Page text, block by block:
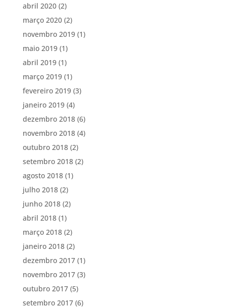
abril 2020(2)
março 2020(2)
novembro 2019(1)
maio 2019(1)
abril 2019(1)
março 2019(1)
fevereiro 2019(3)
janeiro 2019(4)
dezembro 2018(6)
novembro 2018(4)
outubro 2018(2)
setembro 2018(2)
agosto 2018(1)
julho 2018(2)
junho 2018(2)
abril 2018(1)
março 2018(2)
janeiro 2018(2)
dezembro 2017(1)
novembro 2017(3)
outubro 2017(5)
setembro 2017(6)